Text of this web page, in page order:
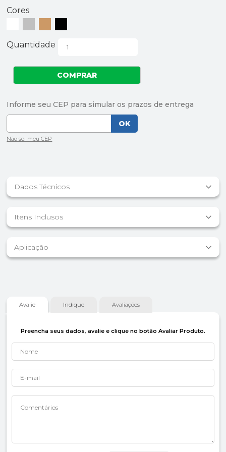
Cores
Quantidade
Dados Técnicos
Itens Inclusos
Aplicação
Avalie Indique Avaliações
Preencha seus dados, avalie e clique no botão Avaliar Produto.